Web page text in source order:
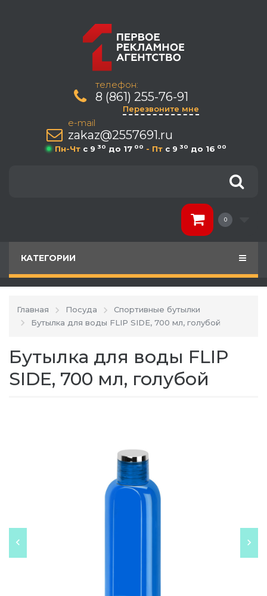
телефон:
8 (861) 255-76-91
Перезвоните мне
e-mail
zakaz@2557691.ru
Пн-Чт c 9 30 до 17 00 - Пт c 9 30 до 16 00
0
КАТЕГОРИИ
Главная Посуда
Спортивные бутылки
Бутылка для воды FLIP SIDE, 700 мл, голубой
Бутылка для воды FLIP
SIDE, 700 мл, голубой